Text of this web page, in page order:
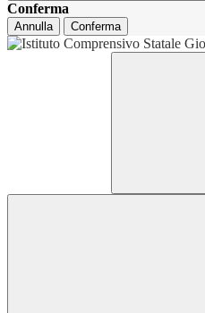
Conferma
Annulla Conferma